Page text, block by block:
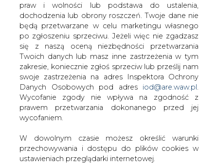
praw i wolności lub podstawa do ustalenia,
dochodzenia lub obrony roszczeń. Twoje dane nie
będą przetwarzane w celu marketingu własnego
po zgłoszeniu sprzeciwu. Jeżeli więc nie zgadzasz
się z naszą oceną niezbędności przetwarzania
Twoich danych lub masz inne zastrzeżenia w tym
zakresie, koniecznie zgłoś sprzeciw lub prześlij nam
swoje zastrzeżenia na adres Inspektora Ochrony
Danych Osobowych pod adres iod@are.waw.pl
Wycofanie zgody nie wpływa na zgodność z
prawem przetwarzania dokonanego przed jej
wycofaniem.
W dowolnym czasie możesz określić warunki
przechowywania i dostępu do plików cookies w
ustawieniach przeglądarki internetowej.
Jak poinformował BiznesAlert.pl, cena
dostaw LNG sprowadzonych przez
Tokio spadła w kwietniu do najniższych
poziomów, nienotowanych w przeciągu
ostatnich dwóch lat, czyli od czasu
kiedy Ministerstwo Gospodarki, Handlu i
Przemysłu, monitoruje ceny na giełdzie
gazu skroplonego. Jest to efekt
panującej na rynku nadpodaży surowca.
Średnia cena za dostawy LNG, które dotarły do
Japonia, spadła o 1 dolar, w porównaniu do ceny z
poprzedniego miesiąca, kiedy cena za milion brytyjskich
jednostek cieplnych (MMBtu), wynosiła ok. 5.80 dolarów